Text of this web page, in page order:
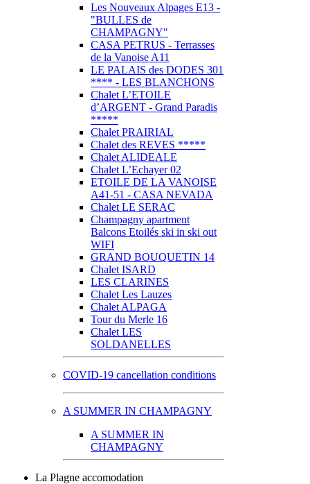
Les Nouveaux Alpages E13 -
"BULLES de
CHAMPAGNY"
CASA PETRUS - Terrasses
de la Vanoise A11
LE PALAIS des DODES 301
**** - LES BLANCHONS
Chalet L’ETOILE
d’ARGENT - Grand Paradis
*****
Chalet PRAIRIAL
Chalet des REVES *****
Chalet ALIDEALE
Chalet L’Echayer 02
ETOILE DE LA VANOISE
A41-51 - CASA NEVADA
Chalet LE SERAC
Champagny apartment
Balcons Etoilés ski in ski out
WIFI
GRAND BOUQUETIN 14
Chalet ISARD
LES CLARINES
Chalet Les Lauzes
Chalet ALPAGA
Tour du Merle 16
Chalet LES
SOLDANELLES
COVID-19 cancellation conditions
A SUMMER IN CHAMPAGNY
A SUMMER IN
CHAMPAGNY
La Plagne accomodation